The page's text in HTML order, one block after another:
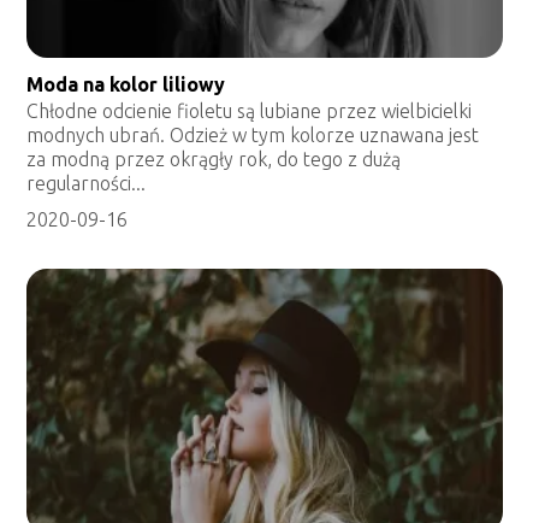
Moda na kolor liliowy
Chłodne odcienie fioletu są lubiane przez wielbicielki
modnych ubrań. Odzież w tym kolorze uznawana jest
za modną przez okrągły rok, do tego z dużą
regularności...
2020-09-16